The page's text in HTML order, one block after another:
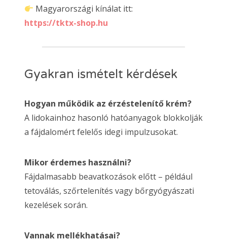
Magyarországi kínálat itt:
https://tktx-shop.hu
Gyakran ismételt kérdések
Hogyan működik az érzéstelenítő krém?
A lidokainhoz hasonló hatóanyagok blokkolják
a fájdalomért felelős idegi impulzusokat.
Mikor érdemes használni?
Fájdalmasabb beavatkozások előtt – például
tetoválás, szőrtelenítés vagy bőrgyógyászati
kezelések során.
Vannak mellékhatásai?